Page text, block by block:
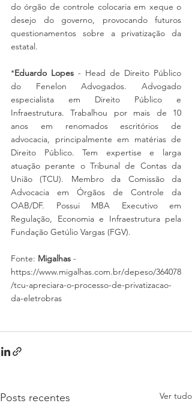
do órgão de controle colocaria em xeque o
desejo do governo, provocando futuros
questionamentos sobre a privatização da
estatal.
*Eduardo Lopes - Head de Direito Público
do Fenelon Advogados. Advogado
especialista em Direito Público e
Infraestrutura. Trabalhou por mais de 10
anos em renomados escritórios de
advocacia, principalmente em matérias de
Direito Público. Tem expertise e larga
atuação perante o Tribunal de Contas da
União (TCU). Membro da Comissão da
Advocacia em Órgãos de Controle da
OAB/DF. Possui MBA Executivo em
Regulação, Economia e Infraestrutura pela
Fundação Getúlio Vargas (FGV).
Fonte: Migalhas -
https://www.migalhas.com.br/depeso/364078
/tcu-apreciara-o-processo-de-privatizacao-
da-eletrobras
Posts recentes Ver tudo